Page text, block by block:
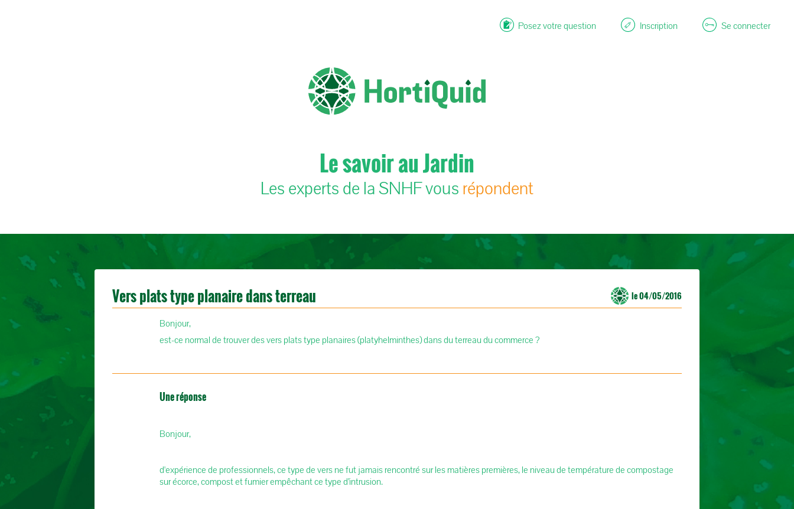
Posez votre question Inscription Se connecter
Le savoir au Jardin
Les experts de la SNHF vous répondent
Vers plats type planaire dans terreau le 04/05/2016
Bonjour,
est-ce normal de trouver des vers plats type planaires (platyhelminthes) dans du terreau du commerce ?
Une réponse
Bonjour,
d'expérience de professionnels, ce type de vers ne fut jamais rencontré sur les matières premières, le niveau de température de compostage
sur écorce, compost et fumier empêchant ce type d’intrusion.